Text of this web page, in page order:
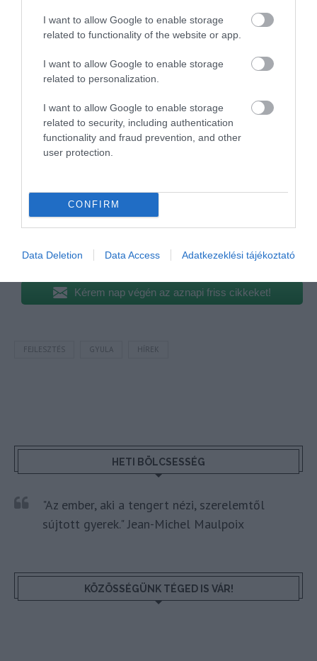
I want to allow Google to enable storage
related to functionality of the website or app.
I want to allow Google to enable storage
related to personalization.
I want to allow Google to enable storage
related to security, including authentication
functionality and fraud prevention, and other
user protection.
CONFIRM
Data Deletion Data Access Adatkezeklési tájékoztató
Ezek közül az utóbbi valósult meg aMogyoróssy
János Városi Könyvtárudvarán, amely kaphatna egy új
Precíz utazós és turizmus szakmai hírek várnak
minden nap azUtazás Hírekcsoportban, csatlakozz
hozzánk!
Érdekelnek a gyógyfürdős témák? Ajánlom
figyelmedbe a
akkor vár aWellness, Utazás, Élmények
Hírlevelünkreis feliratkozhatsz.
Megosztás
Kérem nap végén az aznapi friss cikkeket!
FEJLESZTÉS GYULA HÍREK
HETI BÖLCSESSÉG
"Az ember, aki a tengert nézi, szerelemtől
sújtott gyerek." Jean-Michel Maulpoix
KÖZÖSSÉGÜNK TÉGED IS VÁR!